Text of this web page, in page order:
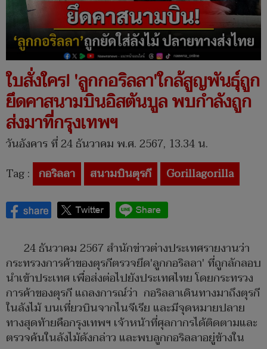
ใบสั่งใคร! 'ลูกกอริลลา'ใกล้สูญพันธุ์ถูก
ยึดคาสนามบินอิสตันบูล พบกำลังถูก
ส่งมาที่กรุงเทพฯ
วันอังคาร ที่ 24 ธันวาคม พ.ศ. 2567, 13.34 น.
Tag : กอริลลา สนามบินตุรกี Gorillagorilla
24 ธันวาคม 2567 สำนักข่าวต่างประเทศรายงานว่า
กระทรวงการค้าของตุรกีตรวจยึด'ลูกกอริลลา' ที่ถูกลักลอบ
นำเข้าประเทศ เพื่อส่งต่อไปยังประเทศไทย โดยกระทรวง
การค้าของตุรกี แถลงการณ์ว่า กอริลลาเดินทางมาถึงตุรกี
ในลังไม้ บนเที่ยวบินจากไนจีเรีย และมีจุดหมายปลาย
ทางสุดท้ายคือกรุงเทพฯ เจ้าหน้าที่ศุลกากรได้ติดตามและ
ตรวจค้นในลังไม้ดังกล่าว และพบลูกกอริลลาอยู่ข้างใน